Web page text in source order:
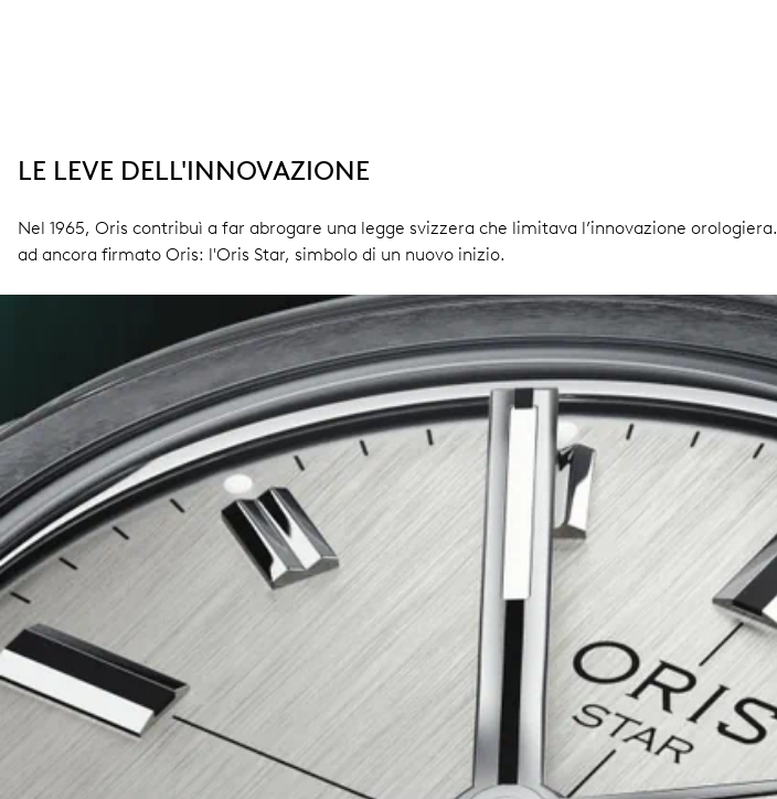
LE LEVE DELL'INNOVAZIONE
Nel 1965, Oris contribuì a far abrogare una legge svizzera che limitava l’innovazione
ad ancora firmato Oris: l'Oris Star, simbolo di un nuovo inizio.